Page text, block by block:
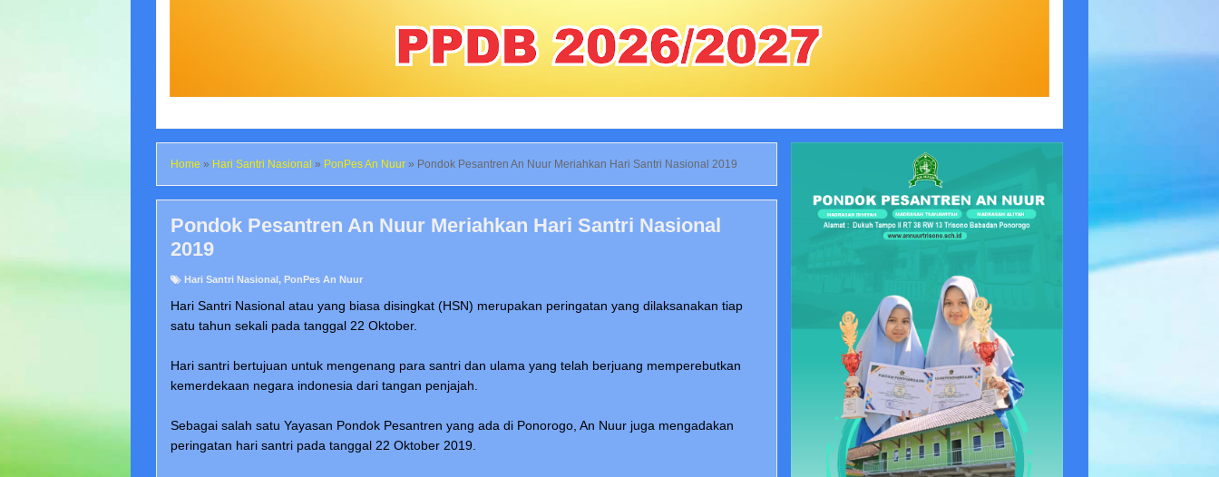
Home » Hari Santri Nasional » PonPes An Nuur » Pondok Pesantren An Nuur Meriahkan Hari Santri Nasional 2019
Pondok Pesantren An Nuur Meriahkan Hari Santri Nasional
2019
Hari Santri Nasional, PonPes An Nuur
Hari Santri Nasional atau yang biasa disingkat (HSN) merupakan peringatan yang dilaksanakan tiap
satu tahun sekali pada tanggal 22 Oktober.
Hari santri bertujuan untuk mengenang para santri dan ulama yang telah berjuang memperebutkan
kemerdekaan negara indonesia dari tangan penjajah.
Sebagai salah satu Yayasan Pondok Pesantren yang ada di Ponorogo, An Nuur juga mengadakan
peringatan hari santri pada tanggal 22 Oktober 2019.